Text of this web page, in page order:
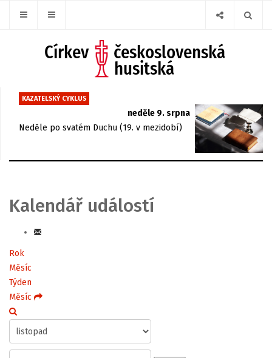
KAZATELSKÝ CYKLUS
neděle 9. srpna
Neděle po svatém Duchu (19. v mezidobí)
Kalendář událostí
Rok
Měsíc
Týden
Měsíc